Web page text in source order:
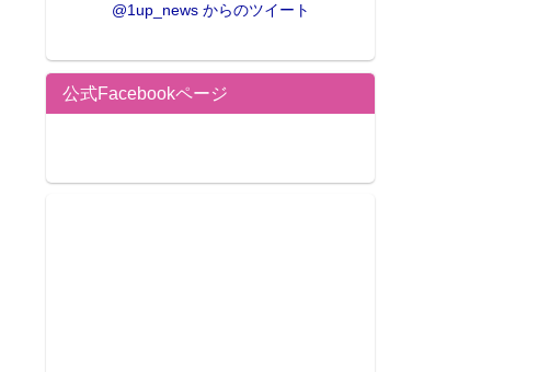
@1up_news からのツイート
公式Facebookページ